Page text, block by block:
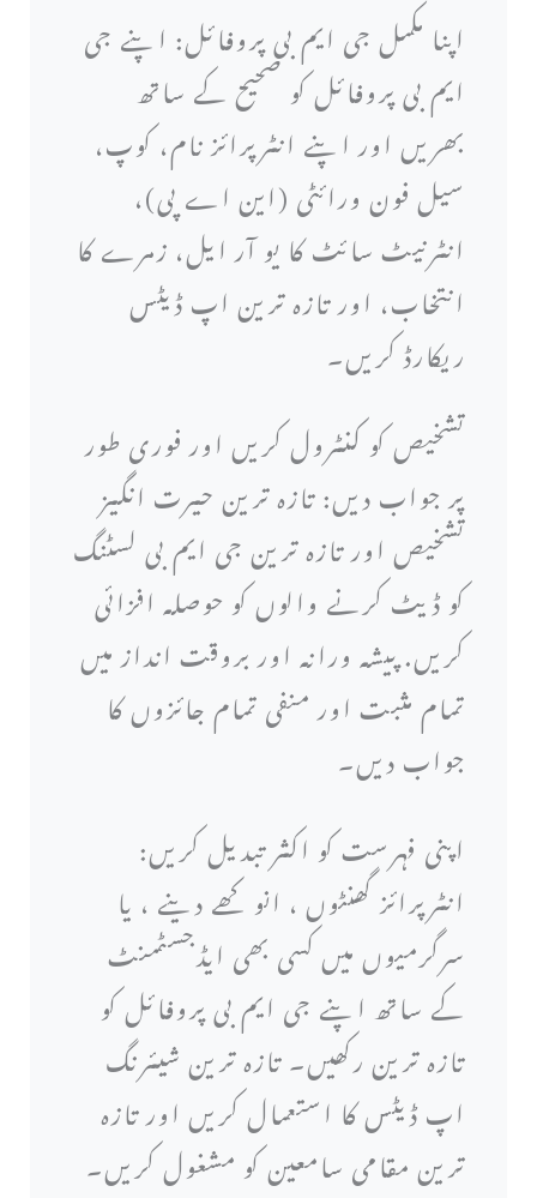
اپنا مکمل جی ایم بی پروفائل: اپنے جی
ایم بی پروفائل کو صحیح کے ساتھ
بھریں اور اپنے انٹرپرائز نام، کوپ،
سیل فون ورائٹی (این اے پی)،
انٹرنیٹ سائٹ کا یو آر ایل، زمرے کا
انتخاب، اور تازہ ترین اپ ڈیٹس
ریکارڈ کریں۔
تشخیص کو کنٹرول کریں اور فوری طور
پر جواب دیں: تازہ ترین حیرت انگیز
تشخیص اور تازہ ترین جی ایم بی لسٹنگ
کو ڈیٹ کرنے والوں کو حوصلہ افزائی
کریں. پیشہ ورانہ اور بروقت انداز میں
تمام مثبت اور منفی تمام جائزوں کا
جواب دیں۔
اپنی فہرست کو اکثر تبدیل کریں:
انٹرپرائز گھنٹوں ، انوکھے دینے ، یا
سرگرمیوں میں کسی بھی ایڈجسٹمنٹ
کے ساتھ اپنے جی ایم بی پروفائل کو
تازہ ترین رکھیں۔ تازہ ترین شیئرنگ
اپ ڈیٹس کا استعمال کریں اور تازہ
ترین مقامی سامعین کو مشغول کریں۔